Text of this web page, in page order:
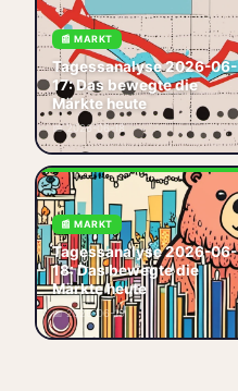
📰 MARKT
Tagessanalyse 2026-06-
17: Das bewegte die
Märkte heute
📅 2026-06-18
📰 MARKT
Tagessanalyse 2026-06-
18: Das bewegte die
Märkte heute
📅 2026-06-19